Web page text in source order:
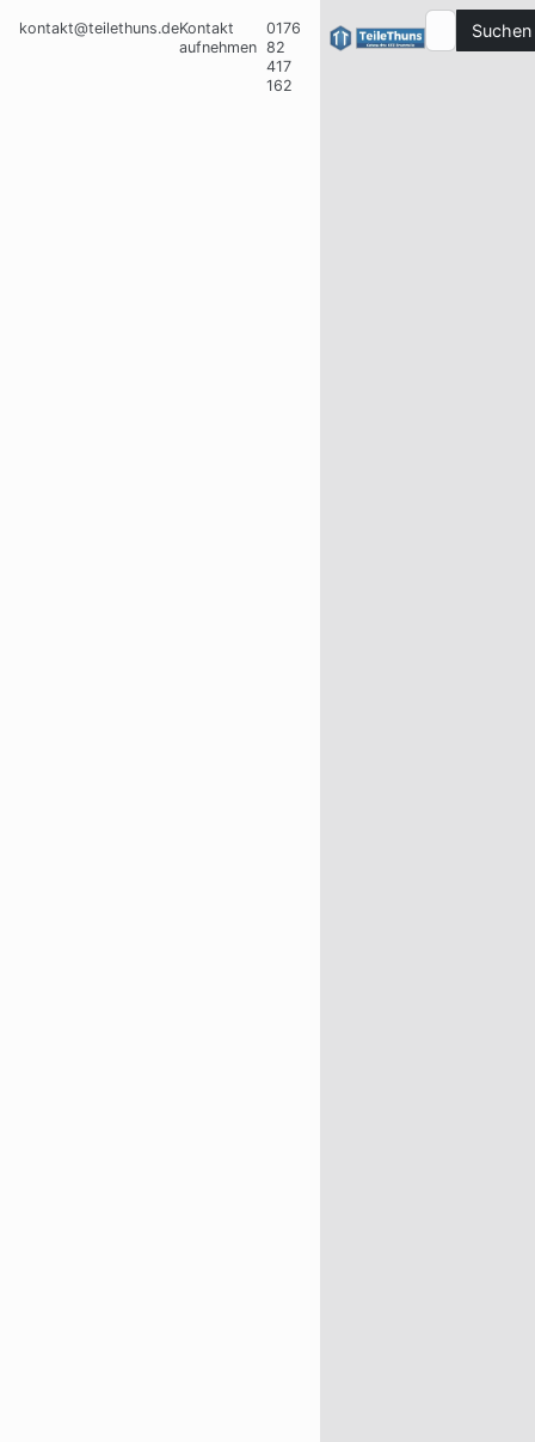
kontakt@teilethuns.deKontakt
aufnehmen
0176
82
417
162
Suchen